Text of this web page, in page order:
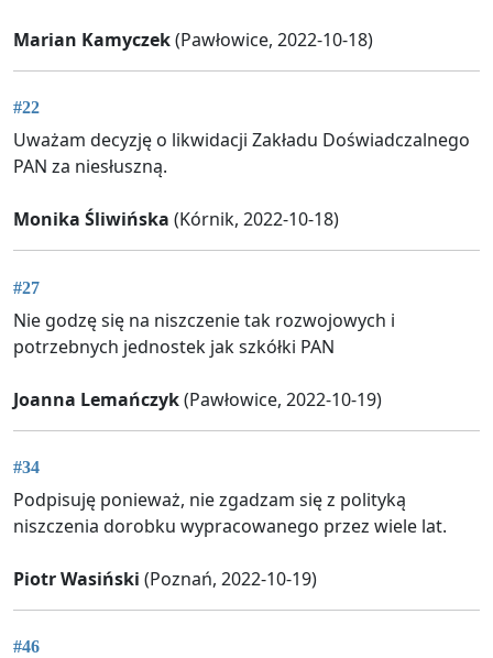
Marian Kamyczek(Pawłowice, 2022-10-18)
#22
Uważam decyzję o likwidacji Zakładu Doświadczalnego
PAN za niesłuszną.
Monika Śliwińska (Kórnik, 2022-10-18)
#27
Nie godzę się na niszczenie tak rozwojowych i
potrzebnych jednostek jak szkółki PAN
Joanna Lemańczyk(Pawłowice, 2022-10-19)
#34
Podpisuję ponieważ, nie zgadzam się z polityką
niszczenia dorobku wypracowanego przez wiele lat.
Piotr Wasiński (Poznań, 2022-10-19)
#46